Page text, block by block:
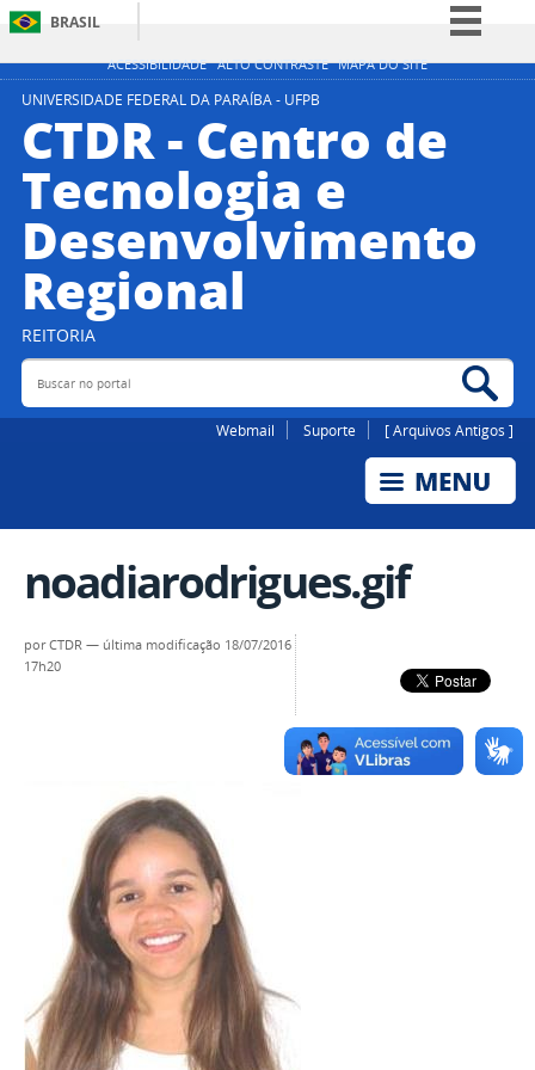
ACESSIBILIDADE ALTO CONTRASTE MAPA DO SITE
BRASIL
Simplifique!
Participe
Legislação
Canais
UNIVERSIDADE FEDERAL DA PARAÍBA - UFPB
CTDR - Centro de
Tecnologia e
Desenvolvimento
Regional
REITORIA
Buscar no portal
Webmail Suporte [ Arquivos Antigos ]
noadiarodrigues.gif
porCTDR — última modificação 18/07/2016
17h20